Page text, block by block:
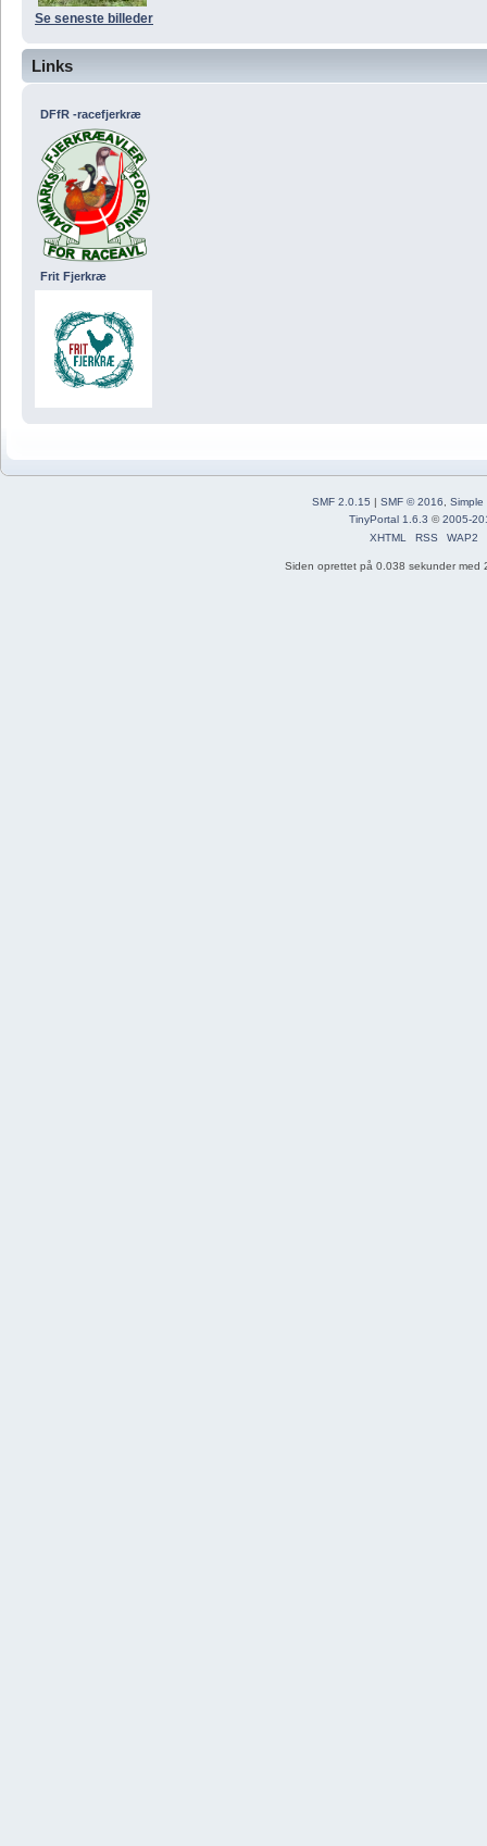
Se seneste billeder
Links
DFfR -racefjerkræ
Frit Fjerkræ
SMF 2.0.15 SMF © 2016, Simple
TinyPortal 1.6.3 ©2005-
XHTML
RSS WAP2
Siden oprettet på 0.038 sekunder med